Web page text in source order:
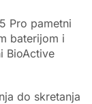
Pro pametni
baterijom i
BioActive
do skretanja